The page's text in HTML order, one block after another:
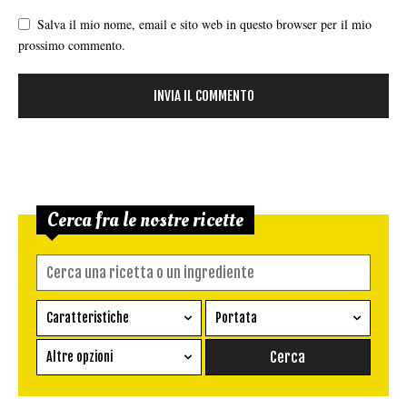
Salva il mio nome, email e sito web in questo browser per il mio
prossimo commento.
Cerca fra le nostre ricette
Caratteristiche
Ricetta vegetariana
Senza glutine
Portata
Conserva
Altre opzioni